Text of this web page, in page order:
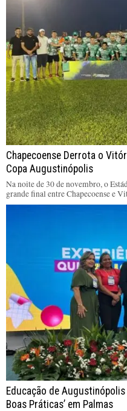
Chapecoense Derrota o
Copa Augustinópolis
Na noite de 30 de novembro, o
grande final entre Chapecoense e
Educação de Augustinópolis
Boas Práticas’ em Palmas